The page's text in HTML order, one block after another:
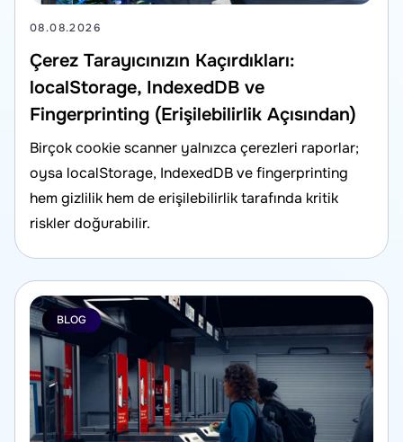
08.08.2026
Çerez Tarayıcınızın Kaçırdıkları:
localStorage, IndexedDB ve
Fingerprinting (Erişilebilirlik Açısından)
Birçok cookie scanner yalnızca çerezleri raporlar;
oysa localStorage, IndexedDB ve fingerprinting
hem gizlilik hem de erişilebilirlik tarafında kritik
riskler doğurabilir.
BLOG